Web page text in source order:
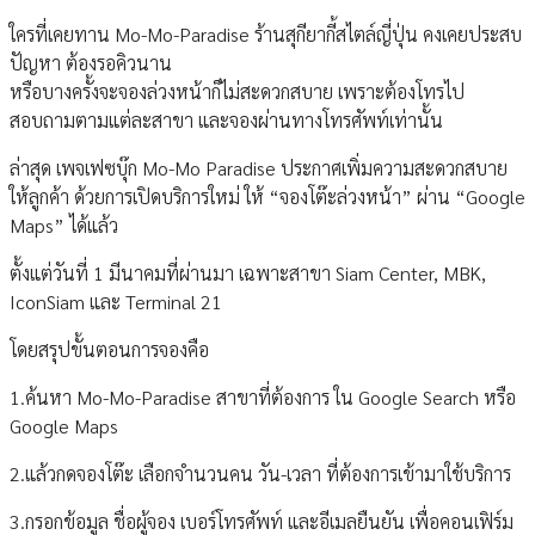
ใครที่เคยทาน Mo-Mo-Paradise ร้านสุกียากี้สไตล์ญี่ปุ่น คงเคยประสบ
ปัญหา ต้องรอคิวนาน
หรือบางครั้งจะจองล่วงหน้าก็ไม่สะดวกสบาย เพราะต้องโทรไป
สอบถามตามแต่ละสาขา และจองผ่านทางโทรศัพท์เท่านั้น
ล่าสุด เพจเฟซบุ๊ก Mo-Mo Paradise ประกาศเพิ่มความสะดวกสบาย
ให้ลูกค้า ด้วยการเปิดบริการใหม่ ให้ “จองโต๊ะล่วงหน้า” ผ่าน “Google
Maps” ได้แล้ว
ตั้งแต่วันที่ 1 มีนาคมที่ผ่านมา เฉพาะสาขา Siam Center, MBK,
IconSiam และ Terminal 21
โดยสรุปขั้นตอนการจองคือ
1.ค้นหา Mo-Mo-Paradise สาขาที่ต้องการ ใน Google Search หรือ
Google Maps
2.แล้วกดจองโต๊ะ เลือกจำนวนคน วัน-เวลา ที่ต้องการเข้ามาใช้บริการ
3.กรอกข้อมูล ชื่อผู้จอง เบอร์โทรศัพท์ และอีเมลยืนยัน เพื่อคอนเฟิร์ม